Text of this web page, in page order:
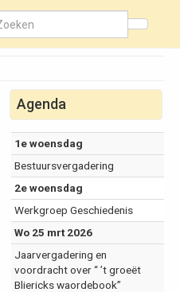
Agenda
1e woensdag
Bestuursvergadering
2e woensdag
Werkgroep Geschiedenis
Wo 25 mrt 2026
Jaarvergadering en
voordracht over “ ’t groeët
Bliericks waordebook”